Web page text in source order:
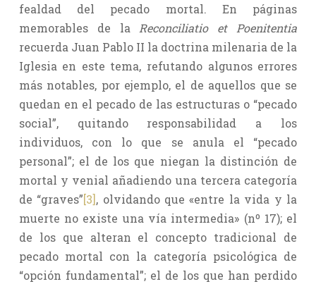
fealdad del pecado mortal. En páginas
memorables de la Reconciliatio et Poenitentia
recuerda Juan Pablo II la doctrina milenaria de la
Iglesia en este tema, refutando algunos errores
más notables, por ejemplo, el de aquellos que se
quedan en el pecado de las estructuras o “pecado
social”, quitando responsabilidad a los
individuos, con lo que se anula el “pecado
personal”; el de los que niegan la distinción de
mortal y venial añadiendo una tercera categoría
de “graves”[3], olvidando que «entre la vida y la
muerte no existe una vía intermedia» (nº 17); el
de los que alteran el concepto tradicional de
pecado mortal con la categoría psicológica de
“opción fundamental”; el de los que han perdido